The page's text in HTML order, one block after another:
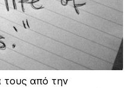
τους από την